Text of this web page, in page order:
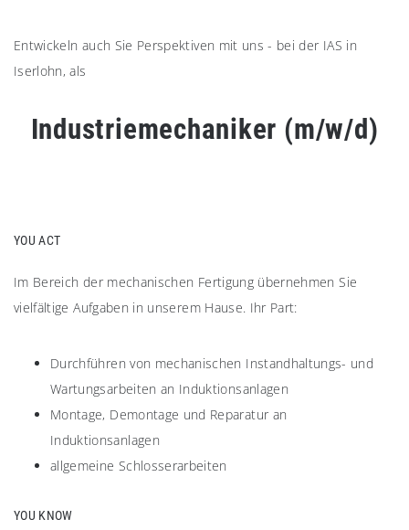
Entwickeln auch Sie Perspektiven mit uns - bei der IAS in
Iserlohn, als
Industriemechaniker (m/w/d)
YOU ACT
Im Bereich der mechanischen Fertigung übernehmen Sie
vielfältige Aufgaben in unserem Hause. Ihr Part:
Durchführen von mechanischen Instandhaltungs- und
Wartungsarbeiten an Induktionsanlagen
Montage, Demontage und Reparatur an
Induktionsanlagen
allgemeine Schlosserarbeiten
YOU KNOW